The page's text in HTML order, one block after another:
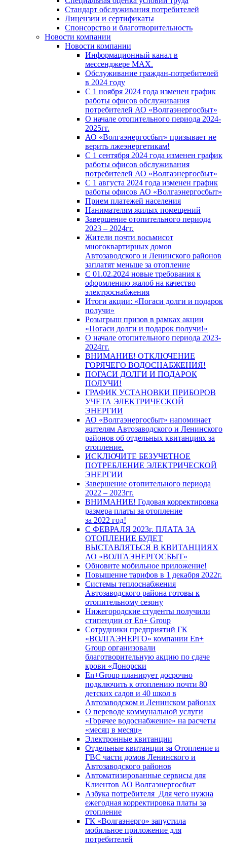
Стандарт обслуживания потребителей
Лицензии и сертификаты
Спонсорство и благотворительность
Новости компании
Новости компании
Информационный канал в
мессенджере MAX.
Обслуживание граждан-потребителей
в 2024 году
С 1 ноября 2024 года изменен график
работы офисов обслуживания
потребителей АО «Волгаэнергосбыт»
О начале отопительного периода 2024-
2025гг.
АО «Волгаэнергосбыт» призывает не
верить лжеэнергетикам!
С 1 сентября 2024 года изменен график
работы офисов обслуживания
потребителей АО «Волгаэнергосбыт»
С 1 августа 2024 года изменен график
работы офисов АО «Волгаэнергосбыт»
Прием платежей населения
Нанимателям жилых помещений
Завершение отопительного периода
2023 – 2024гг.
Жители почти восьмисот
многоквартирных домов
Автозаводского и Ленинского районов
заплатят меньше за отопление
С 01.02.2024 новые требования к
оформлению жалоб на качество
электроснабжения
Итоги акции: «Погаси долги и подарок
получи»
Розыгрыш призов в рамках акции
«Погаси долги и подарок получи!»
О начале отопительного периода 2023-
2024гг.
ВНИМАНИЕ! ОТКЛЮЧЕНИЕ
ГОРЯЧЕГО ВОДОСНАБЖЕНИЯ!
ПОГАСИ ДОЛГИ И ПОДАРОК
ПОЛУЧИ!
ГРАФИК УСТАНОВКИ ПРИБОРОВ
УЧЕТА ЭЛЕКТРИЧЕСКОЙ
ЭНЕРГИИ
АО «Волгаэнергосбыт» напоминает
жителям Автозаводского и Ленинского
районов об отдельных квитанциях за
отопление.
ИСКЛЮЧИТЕ БЕЗУЧЕТНОЕ
ПОТРЕБЛЕНИЕ ЭЛЕКТРИЧЕСКОЙ
ЭНЕРГИИ
Завершение отопительного периода
2022 – 2023гг.
ВНИМАНИЕ! Годовая корректировка
размера платы за отопление
за 2022 год!
С ФЕВРАЛЯ 2023г. ПЛАТА ЗА
ОТОПЛЕНИЕ БУДЕТ
ВЫСТАВЛЯТЬСЯ В КВИТАНЦИЯХ
АО «ВОЛГАЭНЕРГОСБЫТ»
Обновите мобильное приложение!
Повышение тарифов в 1 декабря 2022г.
Системы теплоснабжения
Автозаводского района готовы к
отопительному сезону
Нижегородские студенты получили
стипендии от En+ Group
Сотрудники предприятий ГК
«ВОЛГАЭНЕРГО» компании En+
Group организовали
благотворительную акцию по сдаче
крови «Донорски
En+Group планирует досрочно
подключить к отоплению почти 80
детских садов и 40 школ в
Автозаводском и Ленинском районах
О переводе коммунальной услуги
«Горячее водоснабжение» на расчеты
«месяц в месяц»
Электронные квитанции
Отдельные квитанции за Отопление и
ГВС части домов Ленинского и
Автозаводского районов
Автоматизированные сервисы для
Клиентов АО Волгаэнергосбыт
Азбука потребителя_Для чего нужна
ежегодная корректировка платы за
отопление
ГК «Волгаэнерго» запустила
мобильное приложение для
потребителей